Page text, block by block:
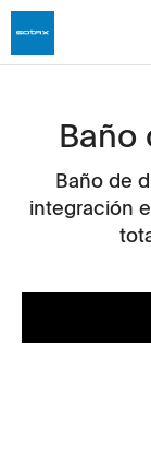
Baño
Baño de
integración